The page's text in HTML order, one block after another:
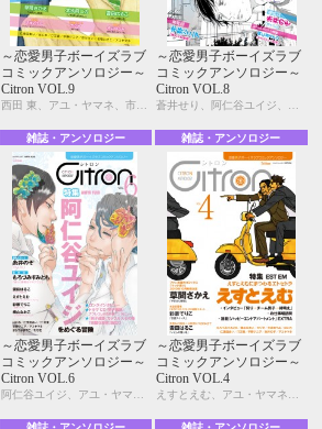
～恋愛男子ボーイズラブ
コミックアンソロジー～
Citron VOL.9
西田 東、アユ・ヤマネ、市川けい、今井ゆうみ、宇野ジニア、えすとえむ、カシオ、北別府ニカ、草間さかえ、雲田はるこ、汀 万里、名取いさと、仁茂田あい、はにわ
～恋愛男子ボーイズラブ
コミックアンソロジー～
Citron VOL.8
雑誌・アンソロジー
～恋愛男子ボーイズラブ
コミックアンソロジー～
Citron VOL.6
雑誌・アンソロジー
～恋愛男子ボーイズラブ
コミックアンソロジー～
Citron VOL.4